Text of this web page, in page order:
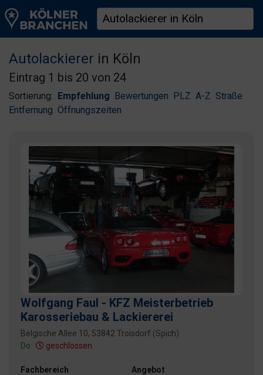
Autolackierer in Köln
Eintrag 1 bis 20 von 24
Sortierung: Empfehlung Bewertungen PLZ A-Z Straße
Entfernung Öffnungszeiten
Wolfgang Faul - KFZ Meisterbetrieb
Karosseriebau & Lackiererei
Belgische Allee 10, 53842 Troisdorf (Spich)
Do:
geschlossen
Fachbereich
Angebot